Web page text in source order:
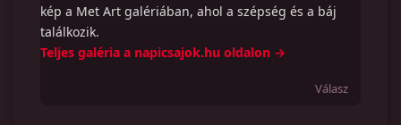
kép a Met Art galériában, ahol a szépség és a báj
találkozik.
Teljes galéria a napicsajok.hu oldalon →
Válasz